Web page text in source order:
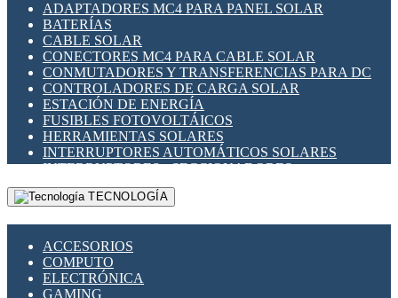
ADAPTADORES MC4 PARA PANEL SOLAR
BATERÍAS
CABLE SOLAR
CONECTORES MC4 PARA CABLE SOLAR
CONMUTADORES Y TRANSFERENCIAS PARA DC
CONTROLADORES DE CARGA SOLAR
ESTACIÓN DE ENERGÍA
FUSIBLES FOTOVOLTÁICOS
HERRAMIENTAS SOLARES
INTERRUPTORES AUTOMÁTICOS SOLARES
INTERRUPTORES - SECCIONADORES
FOTOVOLTÁICOS
MONTAJE PANEL SOLAR
SUPRESOR DE TRANSIENTES SPDS PARA
APLICACIONES FOTOVOLTAICAS
TECNOLOGÍA
ACCESORIOS
COMPUTO
ELECTRÓNICA
GAMING